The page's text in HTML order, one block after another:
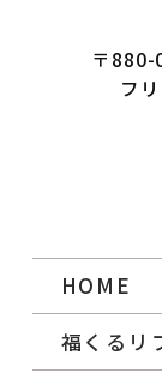
〒880-
フ
HOME
福くるリ